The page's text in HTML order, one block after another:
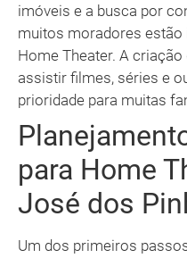
imóveis e a busca por
muitos moradores
Home Theater. A
assistir filmes, séries e
prioridade para muitas
para Home
José dos
Um dos primeiros